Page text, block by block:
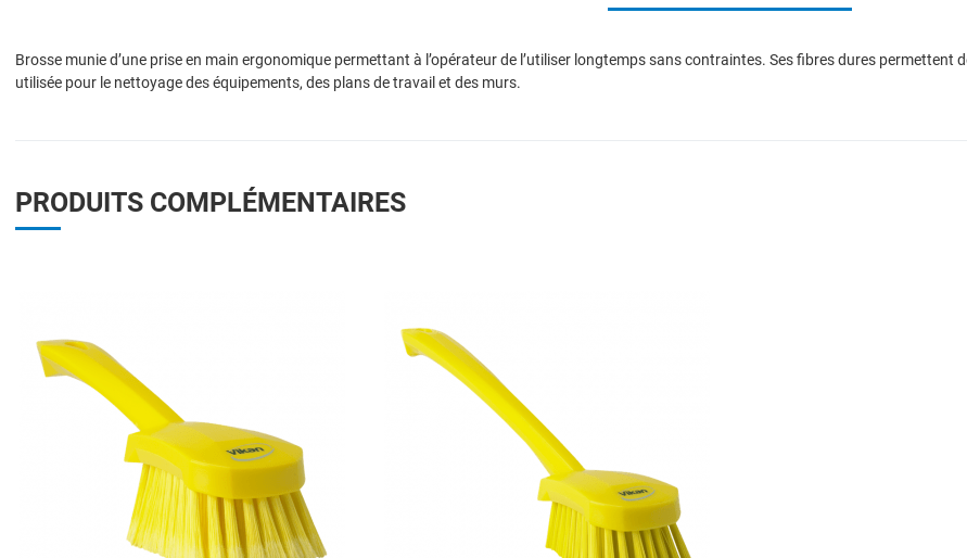
Brosse munie d’une prise en main ergonomique permettant à l’opérateur de l’utiliser longtemps sans contraintes. Ses fibres dures
utilisée pour le nettoyage des équipements, des plans de travail et des murs.
PRODUITS COMPLÉMENTAIRES
Add to Compare